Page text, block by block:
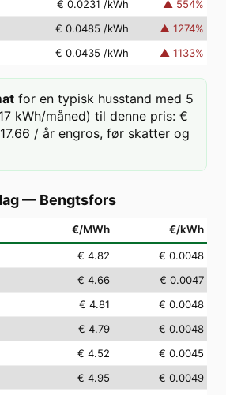
€ 0.0231 /kWh ▲ 554%
€ 0.0485 /kWh ▲ 1274%
€ 0.0435 /kWh ▲ 1133%
for en typisk husstand med 5
kWh/måned) til denne pris: €
/ år engros, før skatter og
— Bengtsfors
€/MWh €/kWh
€ 4.82
€ 0.0048
€ 4.66
€ 0.0047
€ 4.81
€ 0.0048
€ 4.79
€ 0.0048
€ 4.52
€ 0.0045
€ 4.95
€ 0.0049